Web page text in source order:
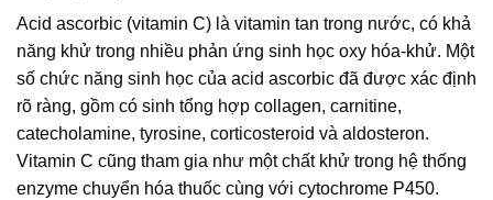
Acid ascorbic (vitamin C) là vitamin tan trong nước, có khả
năng khử trong nhiều phản ứng sinh học oxy hóa-khử. Một
số chức năng sinh học của acid ascorbic đã được xác định
rõ ràng, gồm có sinh tổng hợp collagen, carnitine,
catecholamine, tyrosine, corticosteroid và aldosteron.
Vitamin C cũng tham gia như một chất khử trong hệ thống
enzyme chuyển hóa thuốc cùng với cytochrome P450.